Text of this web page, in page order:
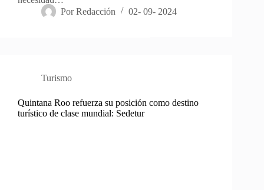
Por Redacción 02- 09- 2024
Turismo
Quintana Roo refuerza su posición como destino
turístico de clase mundial: Sedetur